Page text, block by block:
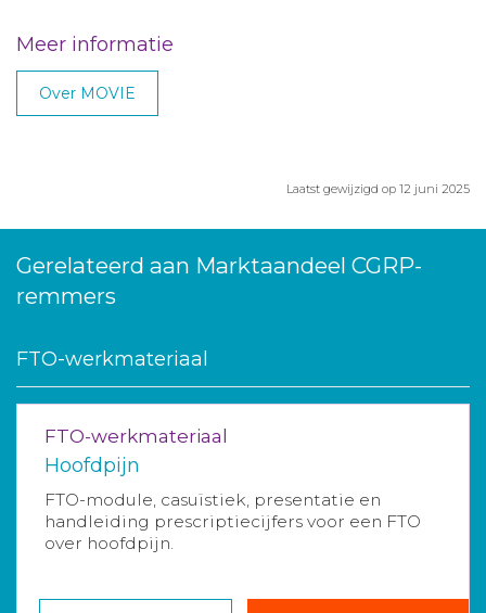
Meer informatie
Over MOVIE
Laatst gewijzigd op 12 juni 2025
Gerelateerd aan Marktaandeel CGRP-
remmers
FTO-werkmateriaal
FTO-werkmateriaal
Hoofdpijn
FTO-module, casuïstiek, presentatie en
handleiding prescriptiecijfers voor een FTO
over hoofdpijn.